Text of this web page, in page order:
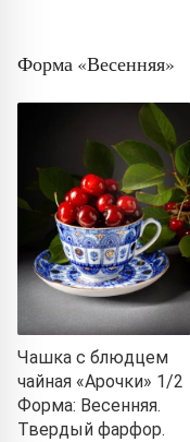
Форма «Весенняя»
Чашка с блюдцем
чайная «Арочки» 1/2
Форма: Весенняя.
Твердый фарфор.